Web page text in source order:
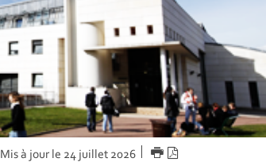
Mis à jour le 24 juillet 2026 IMPRIMER